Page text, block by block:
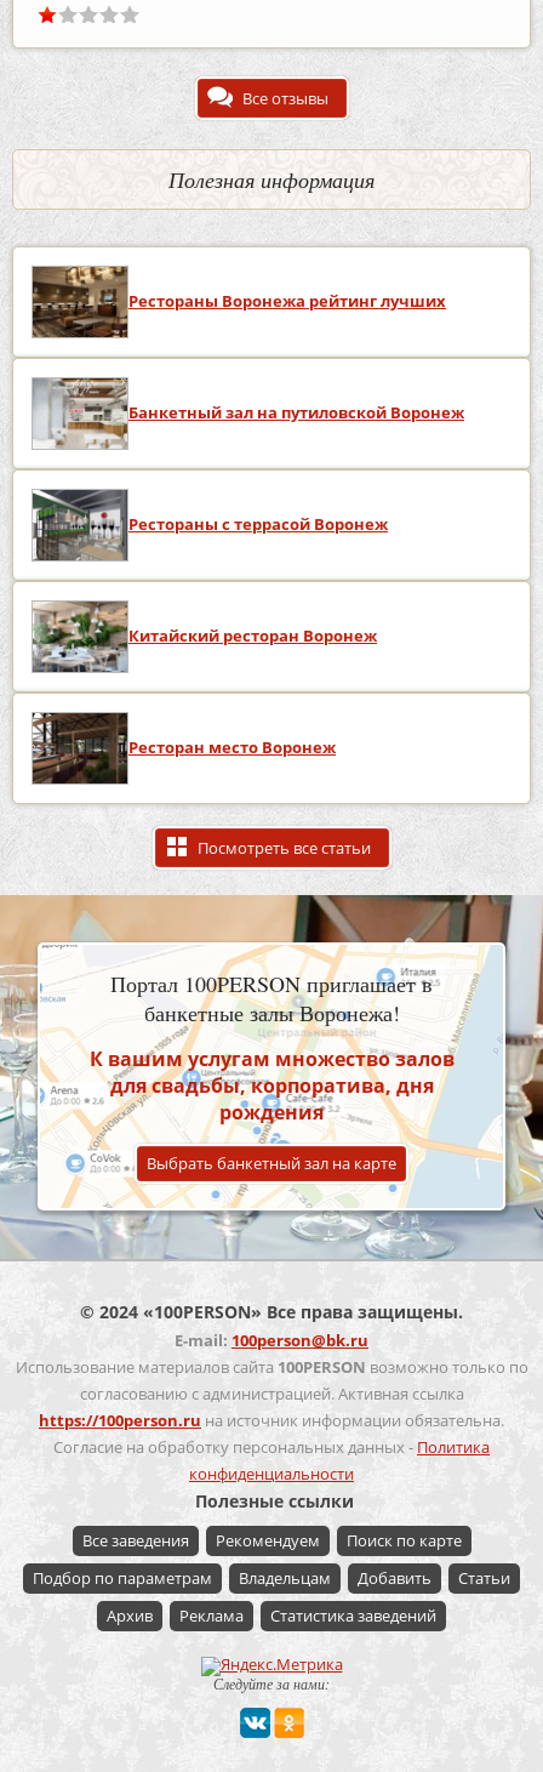
Все отзывы
Полезная информация
Рестораны Воронежа рейтинг лучших
Банкетный зал на путиловской Воронеж
Рестораны с террасой Воронеж
Китайский ресторан Воронеж
Ресторан место Воронеж
Посмотреть все статьи
Портал 100PERSON приглашает в
банкетные залы Воронежа!
К вашим услугам множество залов
для свадьбы, корпоратива, дня
рождения
Выбрать банкетный зал на карте
© 2024 «100PERSON» Все права защищены.
E-mail: 100person@bk.ru
Использование материалов сайта 100PERSON возможно только по
согласованию с администрацией. Активная ссылка
https://100person.ru на источник информации обязательна.
Согласие на обработку персональных данных - Политика
конфиденциальности
Полезные ссылки
Все заведения Рекомендуем
Поиск по карте
Подбор по параметрам
Владельцам Добавить
Статьи
Архив
Реклама Статистика заведений
Следуйте за нами: